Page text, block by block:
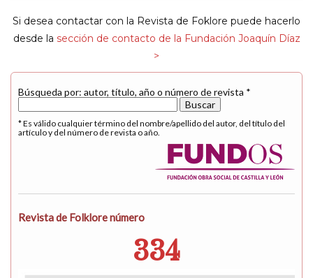
Si desea contactar con la Revista de Foklore puede hacerlo
desde la sección de contacto de la Fundación Joaquín Díaz
>
Búsqueda por: autor, título, año o número de revista *
* Es válido cualquier término del nombre/apellido del autor, del título del
artículo y del número de revista o año.
Revista de Folklore número
334